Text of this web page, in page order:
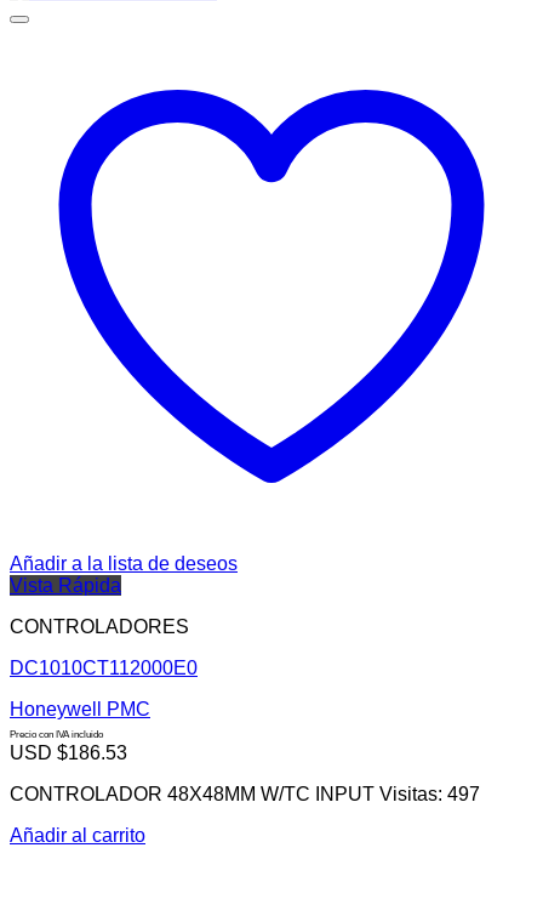
Añadir a la lista de deseos
Vista Rápida
CONTROLADORES
DC1010CT112000E0
Honeywell PMC
Precio con IVA incluido
USD $186.53
CONTROLADOR 48X48MM W/TC INPUT Visitas: 497
Añadir al carrito